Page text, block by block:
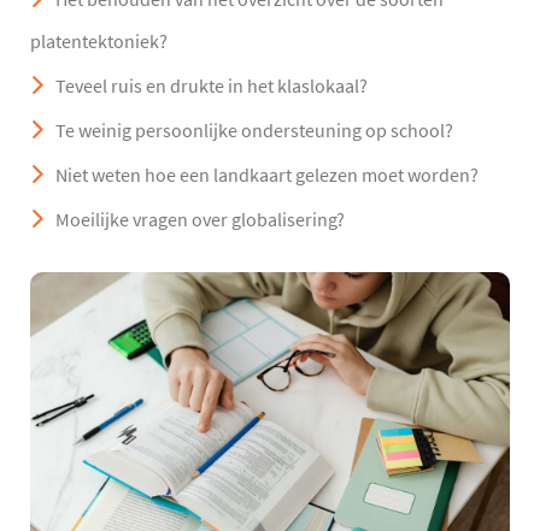
platentektoniek?
Teveel ruis en drukte in het klaslokaal?
Te weinig persoonlijke ondersteuning op school?
Niet weten hoe een landkaart gelezen moet worden?
Moeilijke vragen over globalisering?